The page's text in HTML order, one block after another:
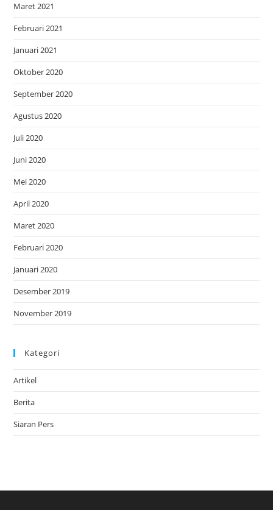
Maret 2021
Februari 2021
Januari 2021
Oktober 2020
September 2020
Agustus 2020
Juli 2020
Juni 2020
Mei 2020
April 2020
Maret 2020
Februari 2020
Januari 2020
Desember 2019
November 2019
Kategori
Artikel
Berita
Siaran Pers